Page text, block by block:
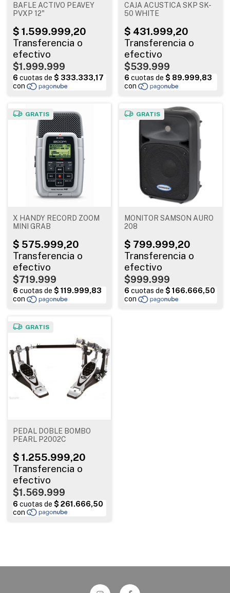
BAFLE ACTIVO PEAVEY
PVXP 12"
$1.999.999
CAJA ACUSTICA SKP SK-
50 WHITE
$539.999
GRATIS
X HANDY RECORD ZOOM
MINI GRAB
$719.999
GRATIS
MONITOR SAMSON AURO
208
$999.999
GRATIS
PEDAL DOBLE BOMBO
PEARL P2002C
$1.569.999